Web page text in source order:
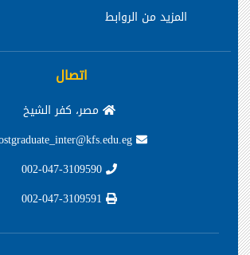
المزيد من الروابط
اتصال
مصر، كفر الشيخ
Postgraduate_inter@kfs.edu.eg